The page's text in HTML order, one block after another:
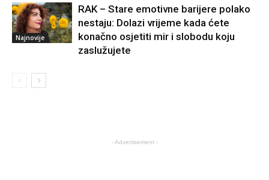
Najnovije
RAK – Stare emotivne barijere polako
nestaju: Dolazi vrijeme kada ćete
konačno osjetiti mir i slobodu koju
zaslužujete
- Advertisement -